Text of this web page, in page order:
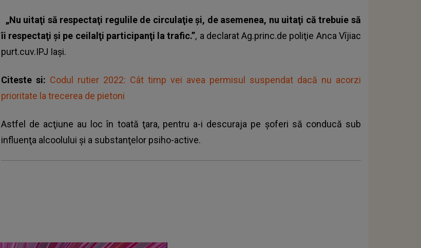
„Nu uitaţi să respectaţi regulile de circulaţie şi, de asemenea, nu uitaţi că trebuie să
îi respectaţi şi pe ceilalţi participanţi la trafic.”, a declarat Ag.princ.de poliţie Anca Vîjiac
purt.cuv.IPJ Iași.
Citeste si: Codul rutier 2022: Cât timp vei avea permisul suspendat dacă nu acorzi
prioritate la trecerea de pietoni
Astfel de acţiune au loc în toată ţara, pentru a-i descuraja pe şoferi să conducă sub
influenţa alcoolului şi a substanţelor psiho-active.